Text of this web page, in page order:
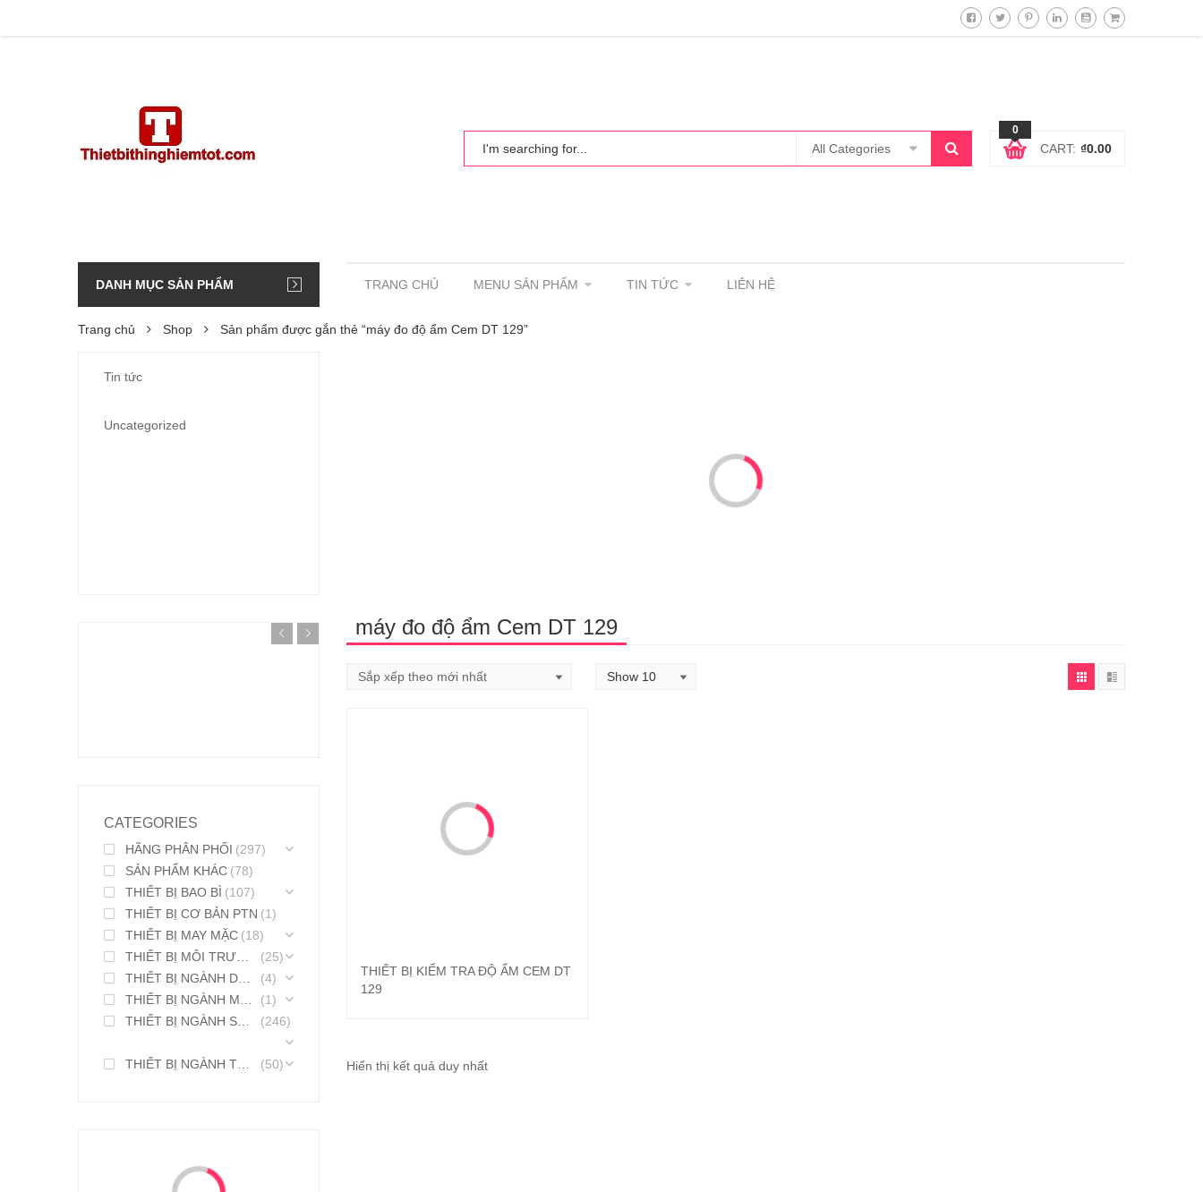
All Categories
0
CART: ₫0.00
DANH MỤC SẢN PHẨM TRANG CHỦ MENU SẢN PHẨM TIN TỨC LIÊN HỆ
Trang chủ Shop Sản phẩm được gắn thẻ “máy đo độ ẩm Cem DT 129”
máy đo độ ẩm Cem DT 129
Đọc tiếp
THIẾT BỊ KIỂM TRA ĐỘ ẨM CEM DT
129
Hiển thị kết quả duy nhất
Tin tức
Uncategorized
CATEGORIES
HÃNG PHÂN PHỐI (297)
SẢN PHẨM KHÁC (78)
THIẾT BỊ BAO BÌ (107)
THIẾT BỊ CƠ BẢN PTN (1)
THIẾT BỊ MAY MẶC (18)
THIẾT BỊ MÔI TRƯỜNG
(25)
THIẾT BỊ NGÀNH DƯỢC PHẨM
(4)
THIẾT BỊ NGÀNH MỸ PHẨM
(1)
THIẾT BỊ NGÀNH SƠN MỰC IN
(246)
THIẾT BỊ NGÀNH THỰC PHẨM (50)